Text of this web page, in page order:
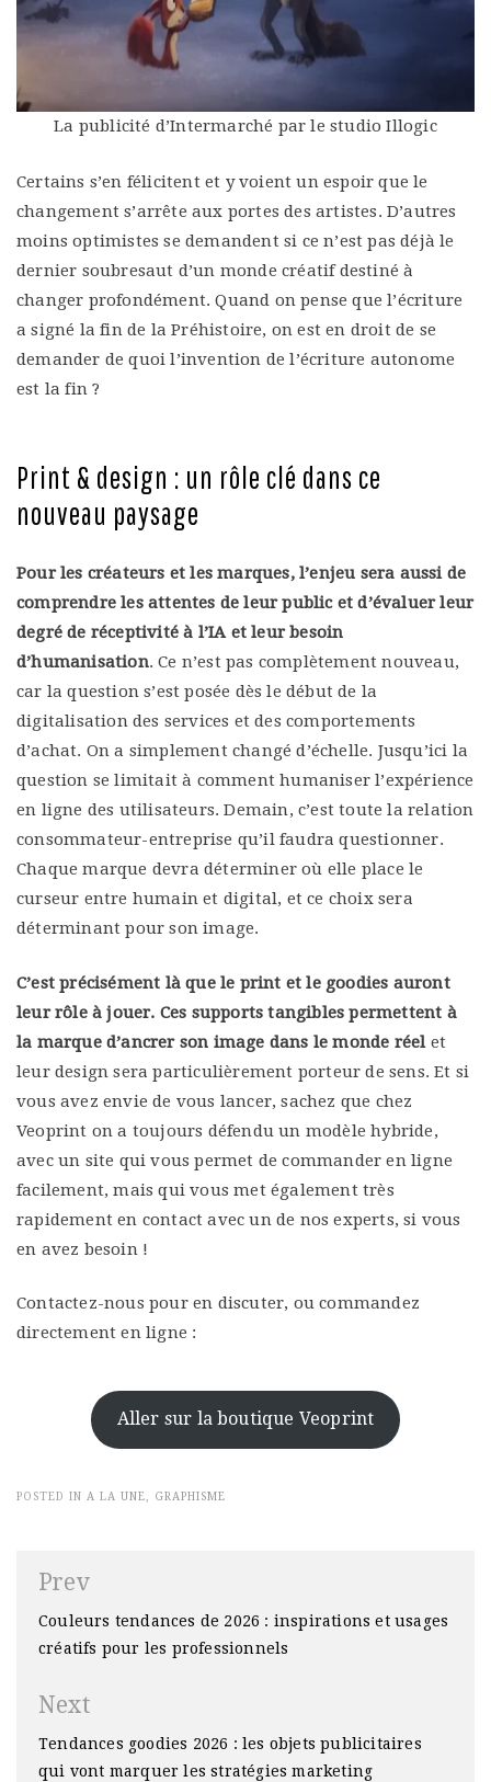
La publicité d’Intermarché par le studio Illogic
Certains s’en félicitent et y voient un espoir que le
changement s’arrête aux portes des artistes. D’autres
moins optimistes se demandent si ce n’est pas déjà le
dernier soubresaut d’un monde créatif destiné à
changer profondément. Quand on pense que l’écriture
a signé la fin de la Préhistoire, on est en droit de se
demander de quoi l’invention de l’écriture autonome
est la fin ?
Print & design : un rôle clé dans ce
nouveau paysage
Pour les créateurs et les marques, l’enjeu sera aussi de
comprendre les attentes de leur public et d’évaluer leur
degré de réceptivité à l’IA et leur besoin
d’humanisation. Ce n’est pas complètement nouveau,
car la question s’est posée dès le début de la
digitalisation des services et des comportements
d’achat. On a simplement changé d’échelle. Jusqu’ici la
question se limitait à comment humaniser l’expérience
en ligne des utilisateurs. Demain, c’est toute la relation
consommateur-entreprise qu’il faudra questionner.
Chaque marque devra déterminer où elle place le
curseur entre humain et digital, et ce choix sera
déterminant pour son image.
C’est précisément là que le print et le goodies auront
leur rôle à jouer. Ces supports tangibles permettent à
la marque d’ancrer son image dans le monde réelet
leur design sera particulièrement porteur de sens. Et si
vous avez envie de vous lancer, sachez que chez
Veoprint on a toujours défendu un modèle hybride,
avec un site qui vous permet de commander en ligne
facilement, mais qui vous met également très
rapidement en contact avec un de nos experts, si vous
en avez besoin !
Contactez-nous pour en discuter, ou commandez
directement en ligne :
Aller sur la boutique Veoprint
POSTED IN A LA UNE GRAPHISME
Navigation
l’article
Prev
Couleurs tendances de 2026 : inspirations et usages
créatifs pour les professionnels
Next
Tendances goodies 2026 : les objets publicitaires
qui vont marquer les stratégies marketing